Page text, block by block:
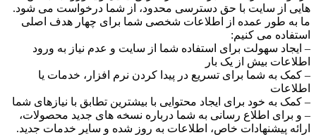
هایی از سایت با حق دسترسی محدود، از شما درخواست می شود.
ما به طور عمده از اطلاعات شخصی شما برای چهار هدف اصلی
استفاده می کنیم:
– ایجاد سهولت برای استفاده شما از سایت و عدم نیاز به ورود
اطلاعات بیش از یک بار
– کمک به شما برای تسریع در پیدا کردن نرم افزار، خدمات یا
اطلاعات
– کمک به خود برای ایجاد محتوایی با بیشترین تطابق با نیازهای شما
– و برای اطلاع رسانی به شما درباره نسخه های جدید محصولات،
ارائه پیشنهادات خاص، اطلاعات به روز شده و سایر خدمات جدید.